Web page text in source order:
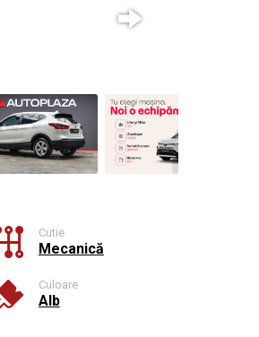
Cutie
Mecanică
Culoare
Alb